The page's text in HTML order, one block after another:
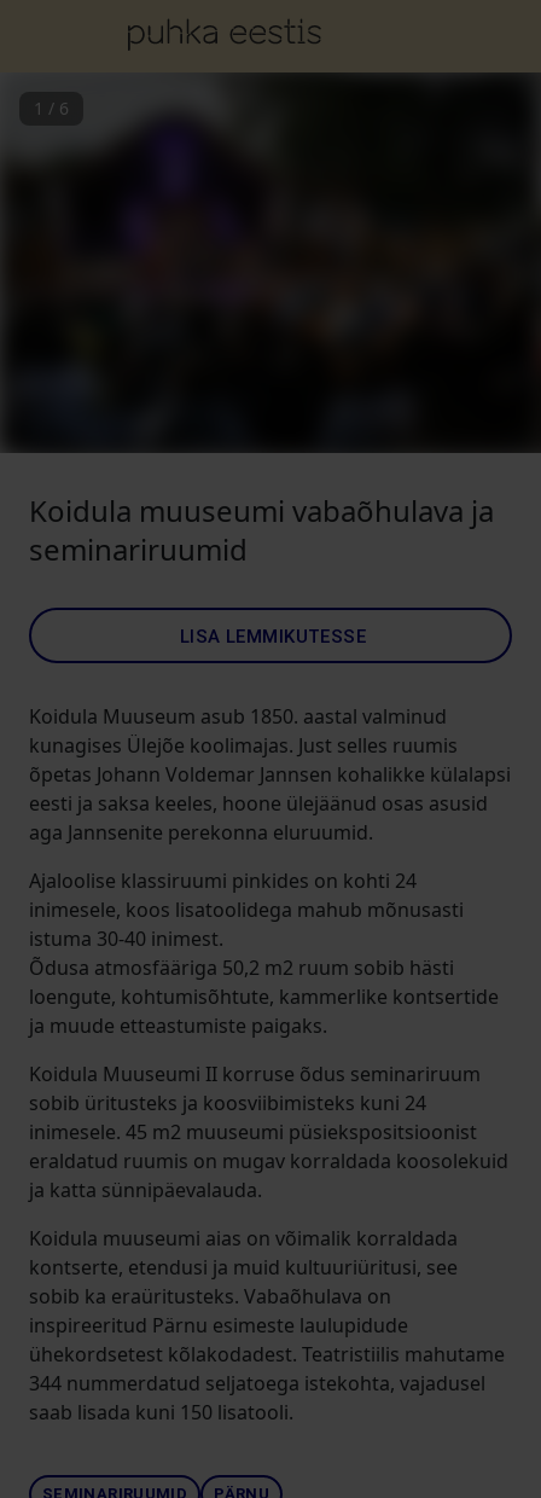
1 / 6
Koidula muuseumi vabaõhulava ja
seminariruumid
LISA LEMMIKUTESSE
Koidula Muuseum asub 1850. aastal valminud
kunagises Ülejõe koolimajas. Just selles ruumis
õpetas Johann Voldemar Jannsen kohalikke külalapsi
eesti ja saksa keeles, hoone ülejäänud osas asusid
aga Jannsenite perekonna eluruumid.
Ajaloolise klassiruumi pinkides on kohti 24
inimesele, koos lisatoolidega mahub mõnusasti
istuma 30-40 inimest.
Õdusa atmosfääriga 50,2 m2 ruum sobib hästi
loengute, kohtumisõhtute, kammerlike kontsertide
ja muude etteastumiste paigaks.
Koidula Muuseumi II korruse õdus seminariruum
sobib üritusteks ja koosviibimisteks kuni 24
inimesele. 45 m2 muuseumi püsiekspositsioonist
eraldatud ruumis on mugav korraldada koosolekuid
ja katta sünnipäevalauda.
Koidula muuseumi aias on võimalik korraldada
kontserte, etendusi ja muid kultuuriüritusi, see
sobib ka eraüritusteks. Vabaõhulava on
inspireeritud Pärnu esimeste laulupidude
ühekordsetest kõlakodadest. Teatristiilis mahutame
344 nummerdatud seljatoega istekohta, vajadusel
saab lisada kuni 150 lisatooli.
SEMINARIRUUMID PÄRNU